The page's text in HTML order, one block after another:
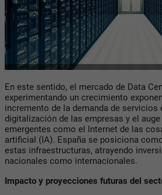
En este sentido, el mercado de Data
experimentando un crecimiento
incremento de la demanda de servicios
digitalización de las empresas y el
emergentes como el Internet de las
artificial (IA). España se posiciona
estas infraestructuras, atrayendo
nacionales como internacionales.
Impacto y proyecciones futuras del